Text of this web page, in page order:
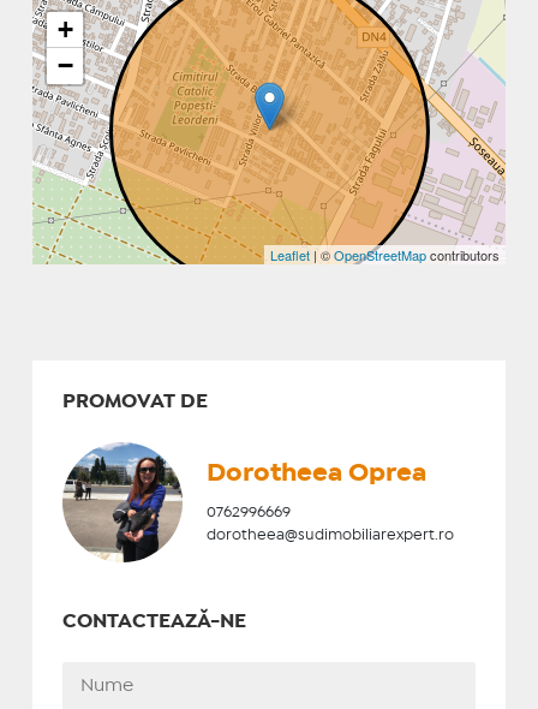
+
−
Leaflet | ©OpenStreetMapcontributors
PROMOVAT DE
Dorotheea Oprea
0762996669
dorotheea@sudimobiliarexpert.ro
CONTACTEAZĂ-NE